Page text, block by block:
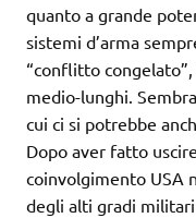
quanto a grande
sistemi d’arma
“conflitto
medio-lunghi.
cui ci si potrebbe
Dopo aver fatto
coinvolgimento USA
degli alti gradi militari